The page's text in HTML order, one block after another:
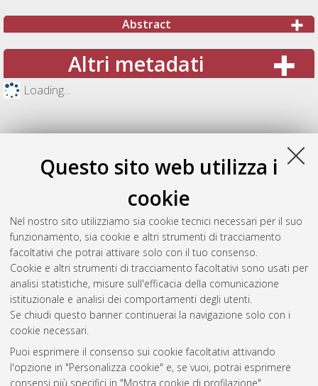
Questo sito web utilizza i
cookie
Nel nostro sito utilizziamo sia cookie tecnici necessari per il suo
funzionamento, sia cookie e altri strumenti di tracciamento
facoltativi che potrai attivare solo con il tuo consenso.
Cookie e altri strumenti di tracciamento facoltativi sono usati per
analisi statistiche, misure sull'efficacia della comunicazione
istituzionale e analisi dei comportamenti degli utenti.
Se chiudi questo banner continuerai la navigazione solo con i
cookie necessari.
Puoi esprimere il consenso sui cookie facoltativi attivando
l'opzione in "Personalizza cookie" e, se vuoi, potrai esprimere
consensi più specifici in "Mostra cookie di profilazione".
Abstract
Altri metadati
Loading...
Gestione del documento:
Atom
Rss 1.0